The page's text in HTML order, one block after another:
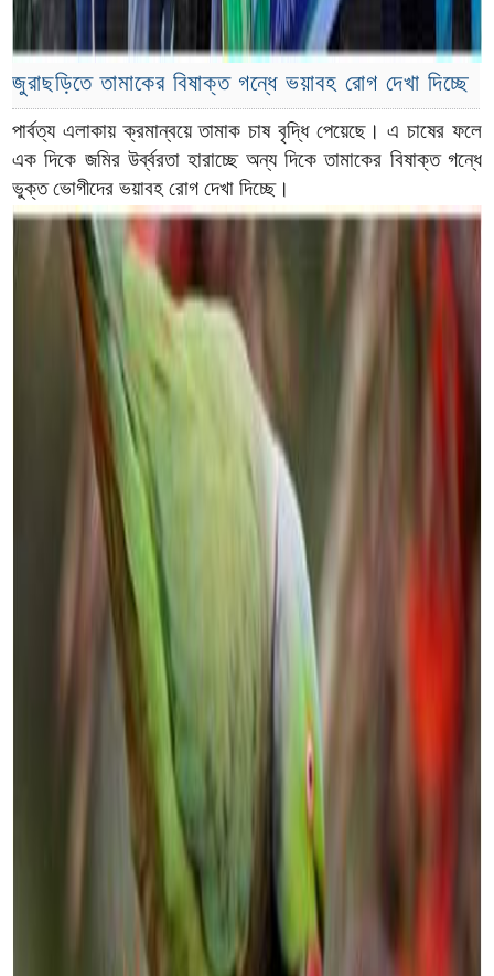
জুরাছড়িতে তামাকের বিষাক্ত গন্ধে ভয়াবহ রোগ দেখা দিচ্ছে
পার্বত্য এলাকায় ক্রমান্বয়ে তামাক চাষ বৃদ্ধি পেয়েছে। এ চাষের ফলে
এক দিকে জমির উর্ব্বরতা হারাচ্ছে অন্য দিকে তামাকের বিষাক্ত গন্ধে
ভুক্ত ভোগীদের ভয়াবহ রোগ দেখা দিচ্ছে।